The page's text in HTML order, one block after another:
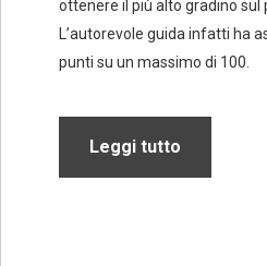
ottenere il più alto gradino sul
L’autorevole guida infatti ha
punti su un massimo di 100.
Leggi tutto